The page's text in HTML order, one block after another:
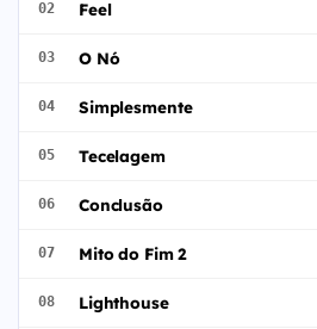
02 Feel
03 O Nó
04 Simplesmente
05 Tecelagem
06 Conclusão
07 Mito do Fim 2
08 Lighthouse